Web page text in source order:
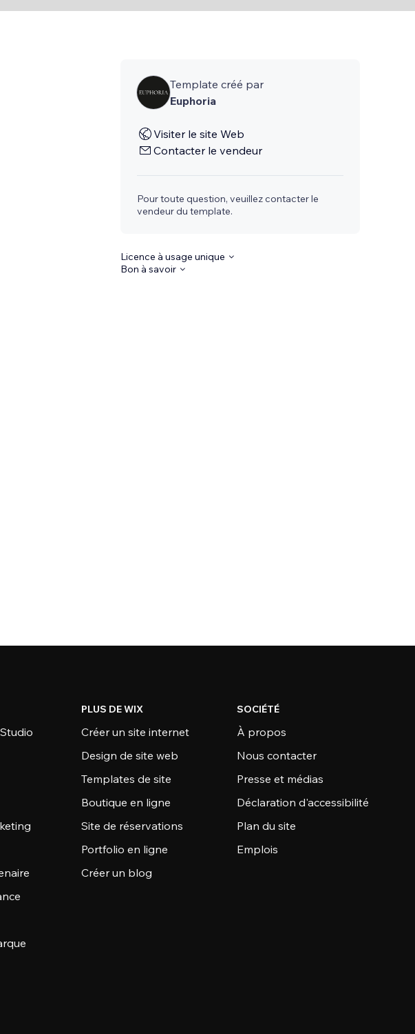
Template créé par
Euphoria
Visiter le site Web
Contacter le vendeur
Pour toute question, veuillez contacter le
vendeur du template.
Licence à usage unique
Bon à savoir
PLUS DE WIX
Créer un site internet
Design de site web
Templates de site
Boutique en ligne
Site de réservations
Portfolio en ligne
Créer un blog
SOCIÉTÉ
À propos
Nous contacter
Presse et médias
Déclaration d'accessibilité
Plan du site
Emplois